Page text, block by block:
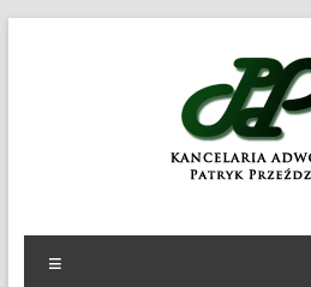
KANCELARIA
ADWOKACKA